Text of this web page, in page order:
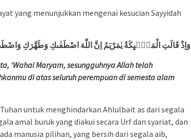
yang menunjukkan mengenai kesucian Sayyidah
وَاِذْ قَالَتِ الْمَلٰۤىِٕكَةُ يٰمَرْيَمُ اِنَّ اللّٰهَ اصْطَفٰىكِ وَطَهَّرَكِ
‘Wahai Maryam, sesungguhnya Allah telah
di atas seluruh perempuan di semesta alam
untuk menghindarkan Ahlulbait as dari segala
amal buruk yang diakui secara Urf dan syariat, dan
manusia pilihan, yang bersih dari segala aib,